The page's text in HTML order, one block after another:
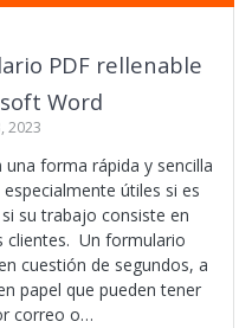
PDF rellenable
Word
2023
forma rápida y sencilla
útiles si es
su trabajo consiste en
clientes. Un formulario
cuestión de segundos, a
papel que pueden tener
correo o…